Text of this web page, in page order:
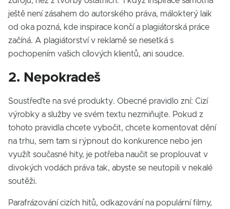
ještě není zásahem do autorského práva, málokterý laik
od oka pozná, kde inspirace končí a plagiátorská práce
začíná. A plagiátorství v reklamě se nesetká s
pochopením vašich cílových klientů, ani soudce.
2. Nepokradeš
Soustřeďte na své produkty. Obecné pravidlo zní: Cizí
výrobky a služby ve svém textu nezmiňujte. Pokud z
tohoto pravidla chcete vybočit, chcete komentovat dění
na trhu, sem tam si rýpnout do konkurence nebo jen
využít současné hity, je potřeba naučit se proplouvat v
divokých vodách práva tak, abyste se neutopili v nekalé
soutěži.
Parafrázování cizích hitů, odkazování na populární filmy,